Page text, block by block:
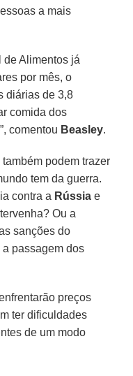
a mais
de Alimentos já
por mês, o
diárias de 3,8
comida dos
comentou Beasley.
podem trazer
tem da guerra.
contra a Rússia e
Ou a
sanções do
passagem dos
preços
ter dificuldades
de um modo